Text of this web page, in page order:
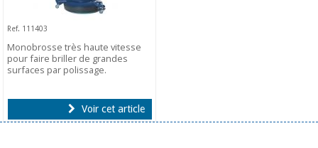
Ref. 111403
Monobrosse très haute vitesse
pour faire briller de grandes
surfaces par polissage.
Voir cet article